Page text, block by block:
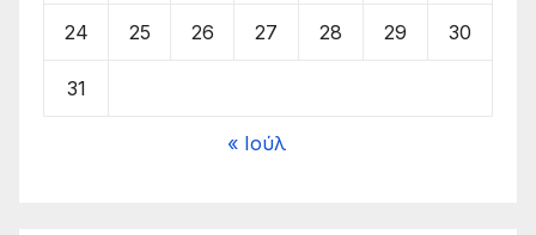
24 25 26 27 28 29 30
31
« Ιούλ